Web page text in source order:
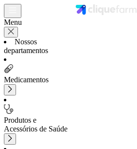
Menu
Nossos
departamentos
Medicamentos
Produtos e
Acessórios de Saúde